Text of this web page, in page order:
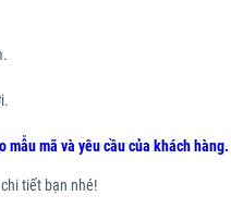
mã và yêu cầu của khách hàng.
tiết bạn nhé!